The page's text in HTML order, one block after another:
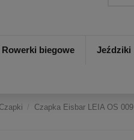
Rowerki biegowe Jeździki
Czapki Czapka Eisbar LEIA OS